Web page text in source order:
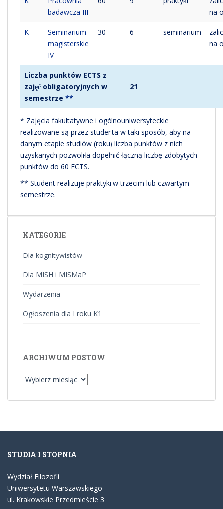
Liczba punktów ECTS z
zajęć obligatoryjnych w
semestrze **
21
badawcza III
na
K
Seminarium
magisterskie
IV
30 6 seminarium
na
* Zajęcia fakultatywne i ogólnouniwersyteckie
realizowane są przez studenta w taki sposób, aby na
danym etapie studiów (roku) liczba punktów z nich
uzyskanych pozwoliła dopełnić łączną liczbę zdobytych
punktów do 60 ECTS.
** Student realizuje praktyki w trzecim lub czwartym
semestrze.
KATEGORIE
Dla kognitywistów
Dla MISH i MISMaP
Wydarzenia
Ogłoszenia dla I roku K1
ARCHIWUM POSTÓW
Archiwum
STUDIA I STOPNIA
Wydział Filozofii
Uniwersytetu Warszawskiego
ul. Krakowskie Przedmieście 3